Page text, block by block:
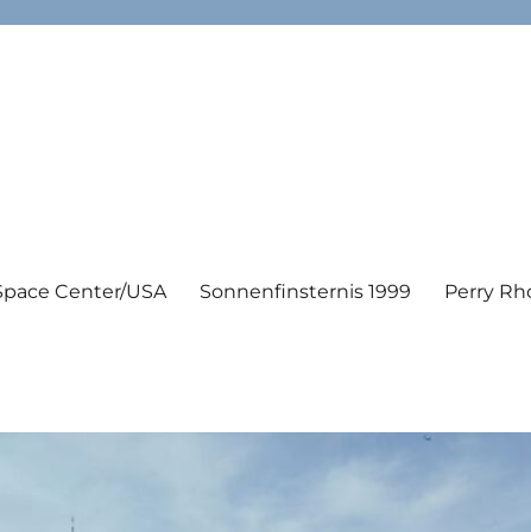
Center/USA Sonnenfinsternis 1999 Perry